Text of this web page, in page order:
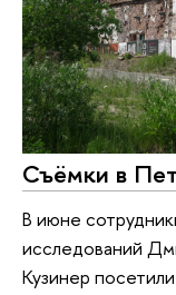
Съёмки в
В июне
исследований
Кузинер